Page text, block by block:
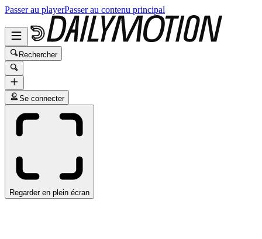
Passer au playerPasser au contenu principal
Rechercher
Se connecter
Regarder en plein écran